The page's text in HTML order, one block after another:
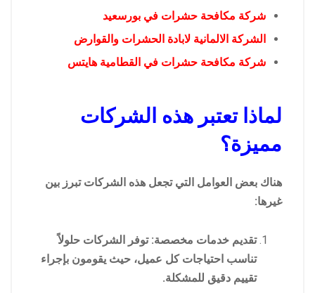
شركة مكافحة حشرات في بورسعيد
الشركة الالمانية لابادة الحشرات والقوارض
شركة مكافحة حشرات في القطامية هايتس
لماذا تعتبر هذه الشركات
مميزة؟
هناك بعض العوامل التي تجعل هذه الشركات تبرز بين
غيرها:
تقديم خدمات مخصصة: توفر الشركات حلولاً
تناسب احتياجات كل عميل، حيث يقومون بإجراء
تقييم دقيق للمشكلة.